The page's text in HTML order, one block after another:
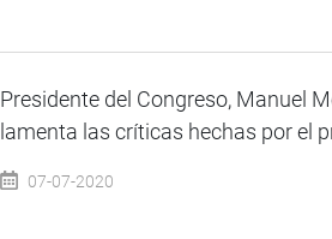
Presidente del Congreso, Manuel
lamenta las críticas hechas por el
07-07-2020